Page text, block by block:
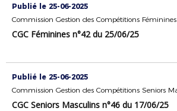
Publié le 25-06-2025
Commission Gestion des Compétitions Féminines
CGC Féminines n°42 du 25/06/25
Publié le 25-06-2025
CGC Seniors Masculins n°46 du 17/06/25